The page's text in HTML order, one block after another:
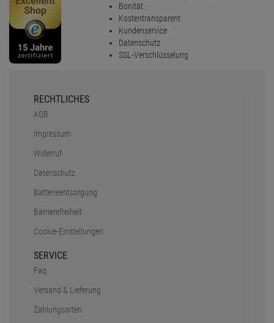
Bonität
Kostentransparent
Kundenservice
Datenschutz
SSL-Verschlüsselung
RECHTLICHES
AGB
Impressum
Widerruf
Datenschutz
Batterieentsorgung
Barrierefreiheit
Cookie-Einstellungen
SERVICE
Faq
Versand & Lieferung
Zahlungsarten